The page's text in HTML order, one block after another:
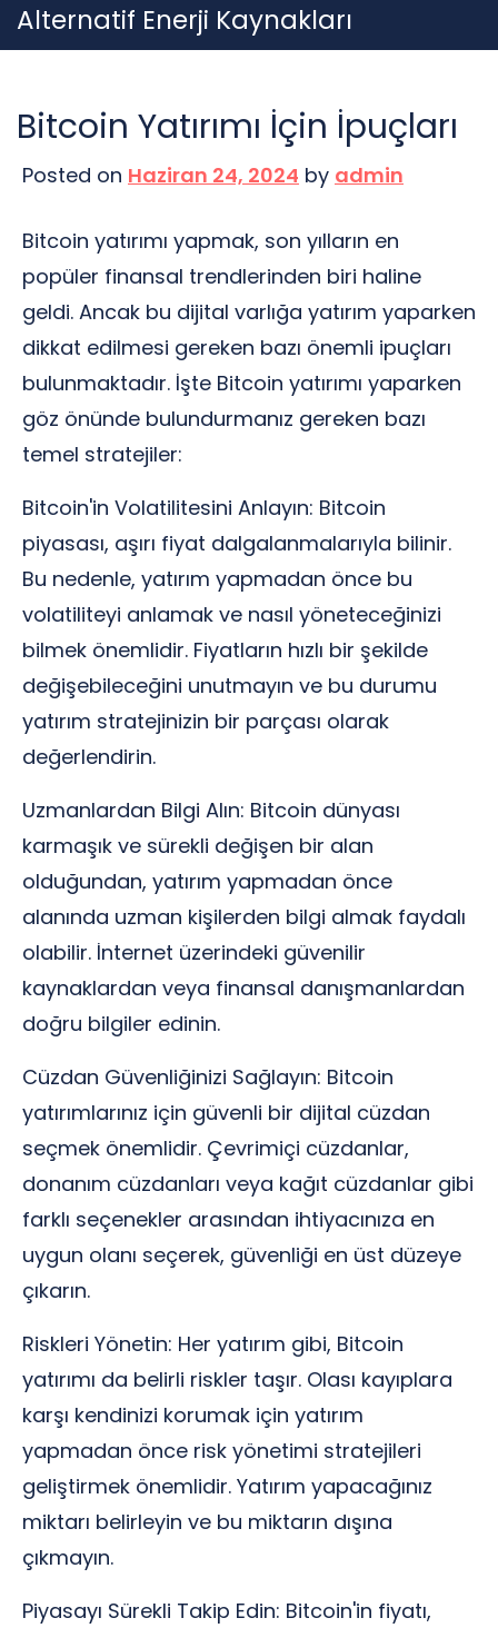
Skip
to
Alternatif Enerji Kaynakları
Bitcoin Yatırımı İçin İpuçları
Posted on Haziran 24, 2024 by admin
Bitcoin yatırımı yapmak, son yılların en
popüler finansal trendlerinden biri haline
geldi. Ancak bu dijital varlığa yatırım yaparken
dikkat edilmesi gereken bazı önemli ipuçları
bulunmaktadır. İşte Bitcoin yatırımı yaparken
göz önünde bulundurmanız gereken bazı
temel stratejiler:
Bitcoin'in Volatilitesini Anlayın: Bitcoin
piyasası, aşırı fiyat dalgalanmalarıyla bilinir.
Bu nedenle, yatırım yapmadan önce bu
volatiliteyi anlamak ve nasıl yöneteceğinizi
bilmek önemlidir. Fiyatların hızlı bir şekilde
değişebileceğini unutmayın ve bu durumu
yatırım stratejinizin bir parçası olarak
değerlendirin.
Uzmanlardan Bilgi Alın: Bitcoin dünyası
karmaşık ve sürekli değişen bir alan
olduğundan, yatırım yapmadan önce
alanında uzman kişilerden bilgi almak faydalı
olabilir. İnternet üzerindeki güvenilir
kaynaklardan veya finansal danışmanlardan
doğru bilgiler edinin.
Cüzdan Güvenliğinizi Sağlayın: Bitcoin
yatırımlarınız için güvenli bir dijital cüzdan
seçmek önemlidir. Çevrimiçi cüzdanlar,
donanım cüzdanları veya kağıt cüzdanlar gibi
farklı seçenekler arasından ihtiyacınıza en
uygun olanı seçerek, güvenliği en üst düzeye
çıkarın.
Riskleri Yönetin: Her yatırım gibi, Bitcoin
yatırımı da belirli riskler taşır. Olası kayıplara
karşı kendinizi korumak için yatırım
yapmadan önce risk yönetimi stratejileri
geliştirmek önemlidir. Yatırım yapacağınız
miktarı belirleyin ve bu miktarın dışına
çıkmayın.
Piyasayı Sürekli Takip Edin: Bitcoin'in fiyatı,